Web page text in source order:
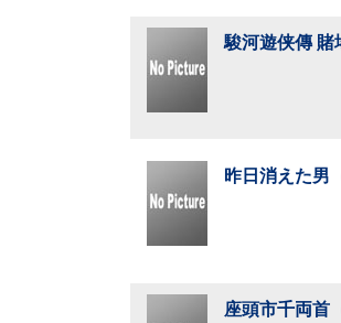
駿河遊侠傳 賭
昨日消えた男
座頭市千両首